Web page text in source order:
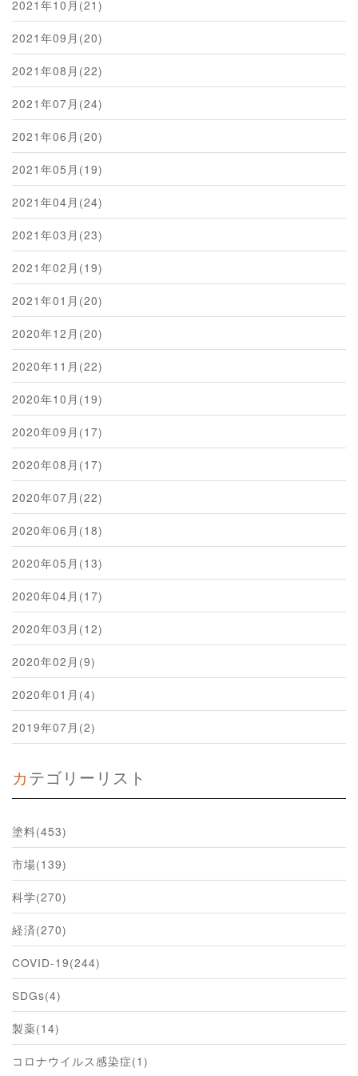
2021年10月(21)
2021年09月(20)
2021年08月(22)
2021年07月(24)
2021年06月(20)
2021年05月(19)
2021年04月(24)
2021年03月(23)
2021年02月(19)
2021年01月(20)
2020年12月(20)
2020年11月(22)
2020年10月(19)
2020年09月(17)
2020年08月(17)
2020年07月(22)
2020年06月(18)
2020年05月(13)
2020年04月(17)
2020年03月(12)
2020年02月(9)
2020年01月(4)
2019年07月(2)
カテゴリーリスト
塗料(453)
市場(139)
科学(270)
経済(270)
COVID-19(244)
SDGs(4)
製薬(14)
コロナウイルス感染症(1)